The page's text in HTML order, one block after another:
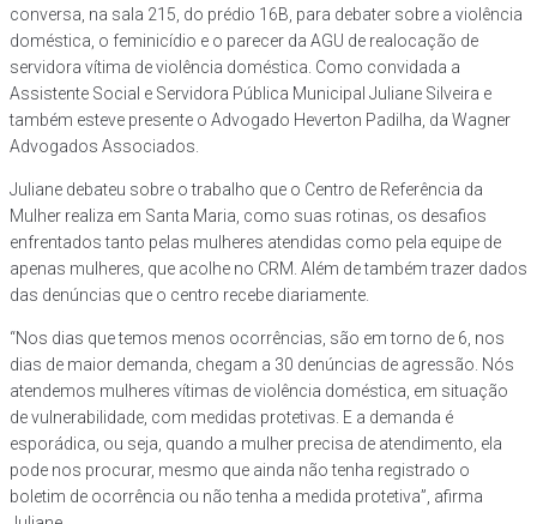
conversa, na sala 215, do prédio 16B, para debater sobre a violência
doméstica, o feminicídio e o parecer da AGU de realocação de
servidora vítima de violência doméstica. Como convidada a
Assistente Social e Servidora Pública Municipal Juliane Silveira e
também esteve presente o Advogado Heverton Padilha, da Wagner
Advogados Associados.
Juliane debateu sobre o trabalho que o Centro de Referência da
Mulher realiza em Santa Maria, como suas rotinas, os desafios
enfrentados tanto pelas mulheres atendidas como pela equipe de
apenas mulheres, que acolhe no CRM. Além de também trazer dados
das denúncias que o centro recebe diariamente.
“Nos dias que temos menos ocorrências, são em torno de 6, nos
dias de maior demanda, chegam a 30 denúncias de agressão. Nós
atendemos mulheres vítimas de violência doméstica, em situação
de vulnerabilidade, com medidas protetivas. E a demanda é
esporádica, ou seja, quando a mulher precisa de atendimento, ela
pode nos procurar, mesmo que ainda não tenha registrado o
boletim de ocorrência ou não tenha a medida protetiva”, afirma